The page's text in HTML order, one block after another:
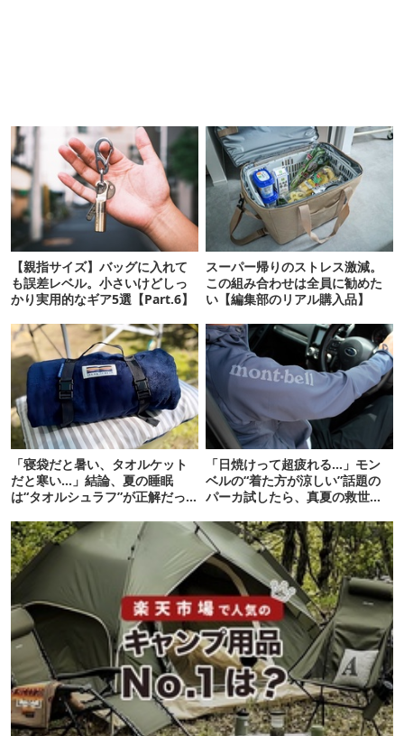
【親指サイズ】バッグに入れて
も誤差レベル。小さいけどしっ
かり実用的なギア5選【Part.6】
スーパー帰りのストレス激減。
この組み合わせは全員に勧めた
い【編集部のリアル購入品】
「寝袋だと暑い、タオルケット
だと寒い…」結論、夏の睡眠
は“タオルシュラフ”が正解だっ
「日焼けって超疲れる…」モン
ベルの“着た方が涼しい”話題の
パーカ試したら、真夏の救世主